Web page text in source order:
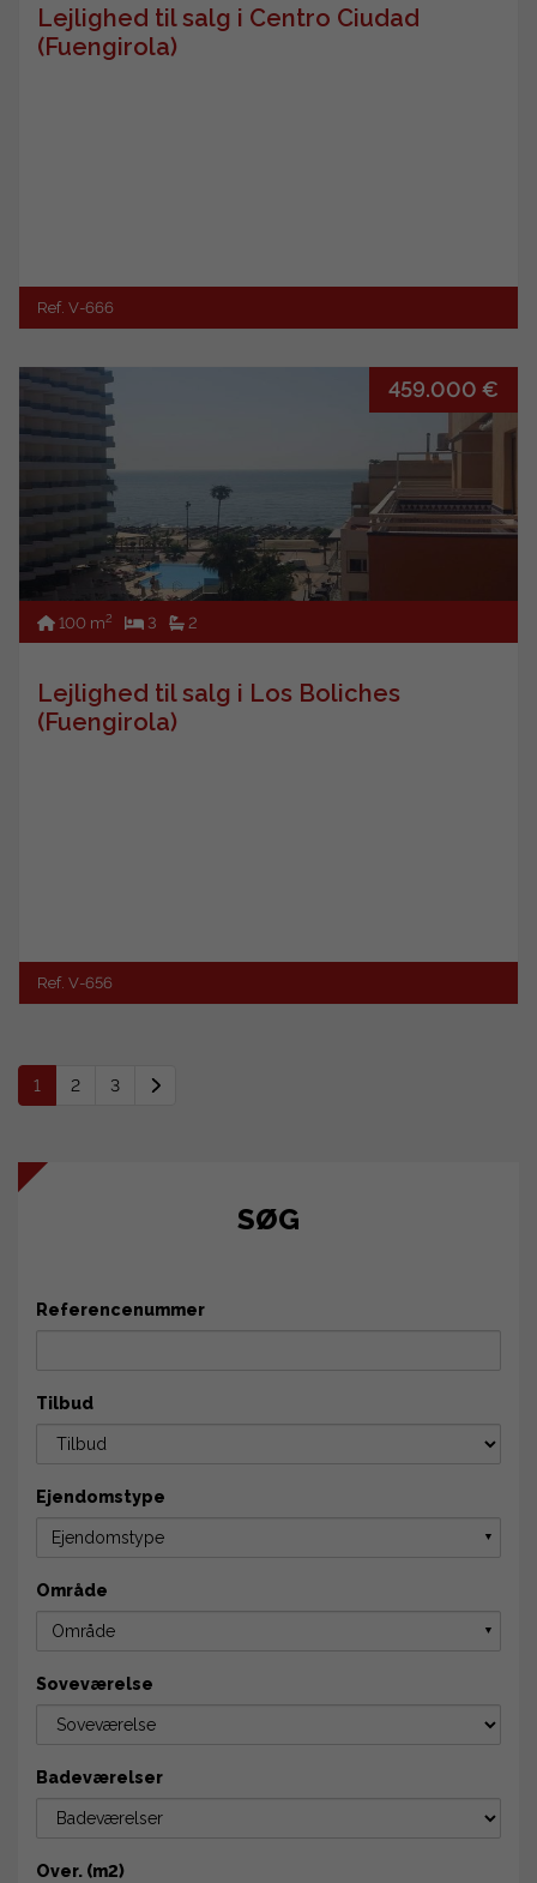
Lejlighed til salg i Centro Ciudad
(Fuengirola)
Ref. V-666
459.000 €
100 m2 3 2
Lejlighed til salg i Los Boliches
(Fuengirola)
Ref. V-656
1 2 3
SØG
Referencenummer
Tilbud
Ejendomstype
Ejendomstype ▼
Område
Område ▼
Soveværelse
Badeværelser
Over. (m2)